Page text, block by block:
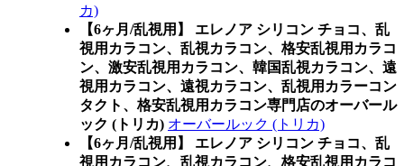
カ)
【6ヶ月/乱視用】 エレノア シリコン チョコ、乱
視用カラコン、乱視カラコン、格安乱視用カラコ
ン、激安乱視用カラコン、韓国乱視カラコン、遠
視用カラコン、遠視カラコン、乱視用カラーコン
タクト、格安乱視用カラコン専門店のオーバール
ック (トリカ) オーバールック (トリカ)
【6ヶ月/乱視用】 エレノア シリコン チョコ、乱
視用カラコン、乱視カラコン、格安乱視用カラコ